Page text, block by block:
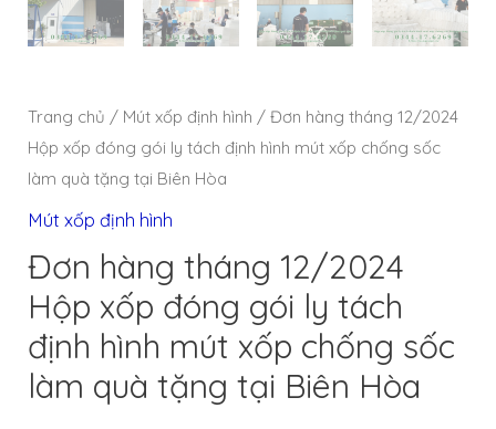
Trang chủ / Mút xốp định hình / Đơn hàng tháng 12/2024
Hộp xốp đóng gói ly tách định hình mút xốp chống sốc
làm quà tặng tại Biên Hòa
Mút xốp định hình
Đơn hàng tháng 12/2024
Hộp xốp đóng gói ly tách
định hình mút xốp chống sốc
làm quà tặng tại Biên Hòa